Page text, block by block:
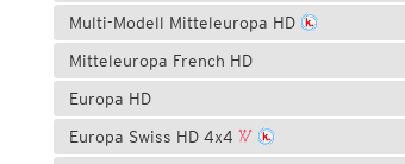
Multi-Modell Mitteleuropa HD
Mitteleuropa French HD
Europa HD
Europa Swiss HD 4x4